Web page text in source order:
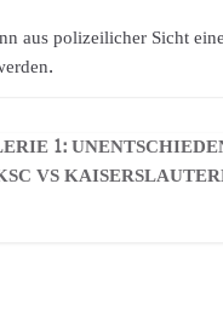
aus polizeilicher Sicht
1:
VS